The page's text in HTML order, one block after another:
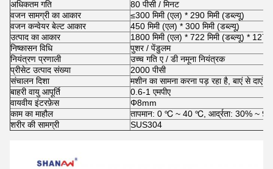
अधिकतम गति
80 पीसी / मिनट
वजन सामग्री का आकार
≤300 मिमी (एल) * 290 मिमी (डब्ल्यू)
वजन कन्वेयर बेल्ट आकार
450 मिमी (एल) * 300 मिमी (डब्ल्यू)
उत्पाद का आकार
1800 मिमी (एल) * 722 मिमी (डब्ल्यू) * 1270
निष्कासन विधि
पुशर / पेंडुलम
नियंत्रण प्रणाली
उच्च गति ए / डी नमूना नियंत्रक
प्रीसेट उत्पाद संख्या
2000 पीसी
संचालन दिशा
मशीन का सामना करना पड़ रहा है, बाएं से दाएं
बाहरी वायु आपूर्ति
0.6-1 एमपीए
वायवीय इंटरफ़ेस
Φ8mm
काम का माहौल
तापमान: 0 ℃ ~ 40 ℃, आर्द्रता: 30% ~
शरीर की सामग्री
SUS304